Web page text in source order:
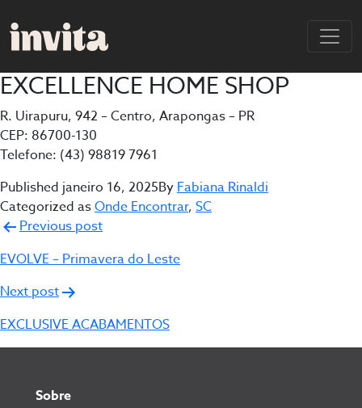
EXCELLENCE HOME SHOP
R. Uirapuru, 942 – Centro, Arapongas – PR
CEP: 86700-130
Telefone: (43) 98819 7961
Published janeiro 16, 2025ByFabiana Rinaldi
Categorized asOnde Encontrar, SC
Navegação
de
Previous post
EVOLVE – Primavera do Leste
Next post
EXCLUSIVE ACABAMENTOS
Sobre